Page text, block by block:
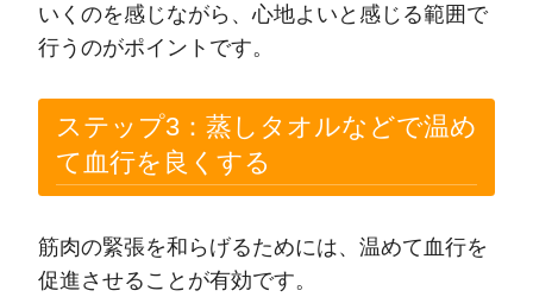
いくのを感じながら、心地よいと感じる範囲で
行うのがポイントです。
ステップ3：蒸しタオルなどで温め
て血行を良くする
筋肉の緊張を和らげるためには、温めて血行を
促進させることが有効です。